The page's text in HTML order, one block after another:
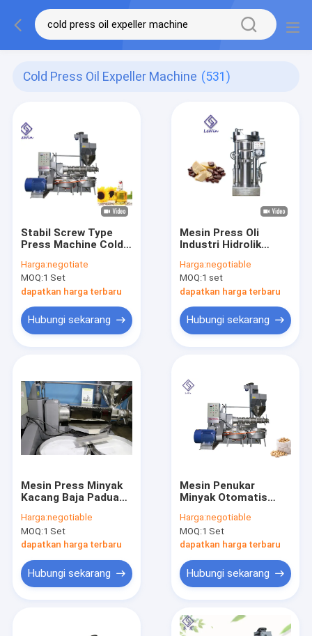
Cold Press Oil Expeller Machine (531)
Stabil Screw Type
Press Machine Cold
Machine Berat
1980kg
Harga:negotiate
MOQ:1 Set
dapatkan harga terbaru
Hubungi sekarang
Mesin Press Oli
Industri Hidrolik
Cold Press Oil
Expeller
Harga:negotiable
MOQ:1 set
dapatkan harga terbaru
Hubungi sekarang
Mesin Press Minyak
Kacang Baja Paduan,
Minyak Press Dingin
Pengoperasian
Sederhana
Harga:negotiable
MOQ:1 Set
dapatkan harga terbaru
Hubungi sekarang
Mesin Penukar
Minyak Otomatis
Harga:negotiable
MOQ:1 Set
dapatkan harga terbaru
Hubungi sekarang